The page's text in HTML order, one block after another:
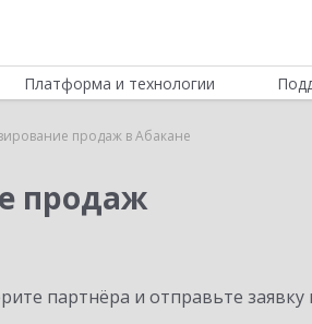
Платформа и технологии
продаж в Абакане
продаж
партнёра и отправьте